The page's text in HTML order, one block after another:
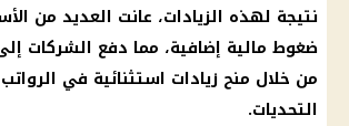
نتيجة لهذه الزيادات، عانت العديد من
ضغوط مالية إضافية، مما دفع الشركات
من خلال منح زيادات استثنائية في
التحديات.